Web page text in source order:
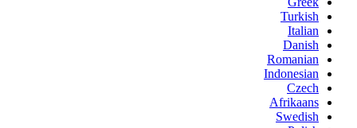
Turkish
Italian
Danish
Romanian
Indonesian
Czech
Afrikaans
Swedish